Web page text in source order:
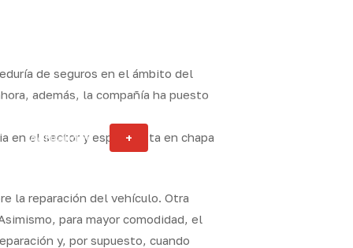
Actualidad +
de seguros en el ámbito del
además, la compañía ha puesto
en el sector y especialista en chapa
la reparación del vehículo. Otra
para mayor comodidad, el
y, por supuesto, cuando